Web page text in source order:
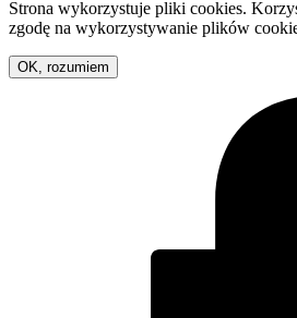
Strona wykorzystuje pliki cookies.
zgodę na wykorzystywanie plików
OK, rozumiem